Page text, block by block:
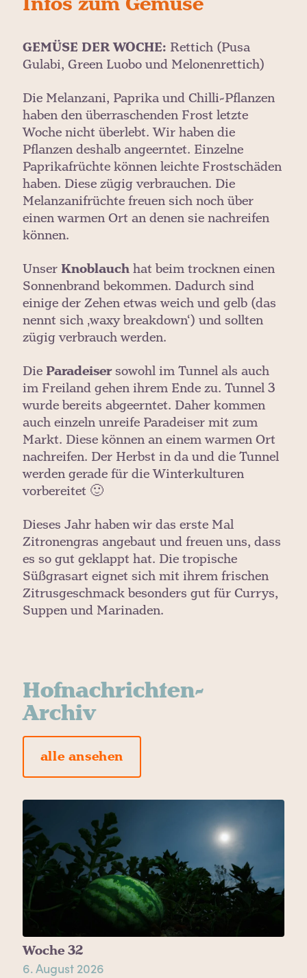
GEMÜSE DER WOCHE: Rettich (Pusa
Gulabi, Green Luobo und Melonenrettich)
Die Melanzani, Paprika und Chilli-Pflanzen
haben den überraschenden Frost letzte
Woche nicht überlebt. Wir haben die
Pflanzen deshalb angeerntet. Einzelne
Paprikafrüchte können leichte Frostschäden
haben. Diese zügig verbrauchen. Die
Melanzanifrüchte freuen sich noch über
einen warmen Ort an denen sie nachreifen
können.
Unser Knoblauchhat beim trocknen einen
Sonnenbrand bekommen. Dadurch sind
einige der Zehen etwas weich und gelb (das
nennt sich ‚waxy breakdown‘) und sollten
zügig verbrauch werden.
Die Paradeisersowohl im Tunnel als auch
im Freiland gehen ihrem Ende zu. Tunnel 3
wurde bereits abgeerntet. Daher kommen
auch einzeln unreife Paradeiser mit zum
Markt. Diese können an einem warmen Ort
nachreifen. Der Herbst in da und die Tunnel
werden gerade für die Winterkulturen
vorbereitet 🙂
Dieses Jahr haben wir das erste Mal
Zitronengras angebaut und freuen uns, dass
es so gut geklappt hat. Die tropische
Süßgrasart eignet sich mit ihrem frischen
Zitrusgeschmack besonders gut für Currys,
Suppen und Marinaden.
Hofnachrichten-
Archiv
alle ansehen
Woche 32
6. August 2026